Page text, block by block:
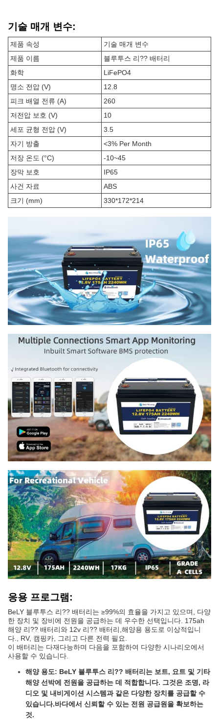
기술 매개 변수:
제품 속성
기술 매개 변수
제품 이름
블루투스 리?? 배터리
화학
LiFePO4
명소 전압 (V)
12.8
피크 배열 전류 (A)
260
저전압 보호 (V)
10
세포 균형 전압 (V)
3.5
자기 방출
<3% Per Month
저장 온도 (°C)
-10~45
장막 보호
IP65
사건 자료
ABS
크기 (mm)
330*172*214
응용 프로그램:
BeLY 블루투스 리?? 배터리는 ≥99%의 효율을 가지고 있으며, 다양
한 장치 및 장비에 전원을 공급하는 데 우수한 선택입니다. 175ah
해양 리?? 배터리와 12v 리?? 배터리,해양용 용도로 이상적입니
다., RV, 캠핑카, 그리고 다른 전력 필요.
이 배터리는 다재다능하며 다음을 포함하여 다양한 시나리오에서
사용할 수 있습니다.
해양 용도: BeLY 블루투스 리?? 배터리는 보트, 요트 및 기타
해양 선박에 전원을 공급하는 데 적합합니다. 그것은 조명, 라
디오 및 내비게이션 시스템과 같은 다양한 장치를 공급할 수
있습니다.바다에서 신뢰할 수 있는 전원 공급원을 확보하는
것.